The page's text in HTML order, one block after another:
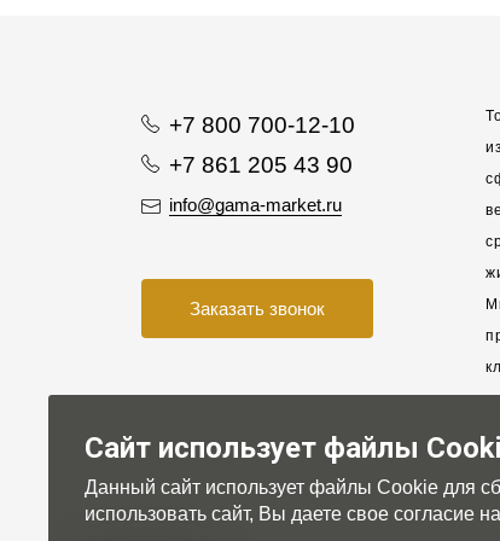
+7 800 700-12-10
+7 861 205 43 90
info@gama-market.ru
Заказать звонок
Сайт использует файлы
Данный сайт использует файлы Cookie для
использовать сайт, Вы даете свое согласие